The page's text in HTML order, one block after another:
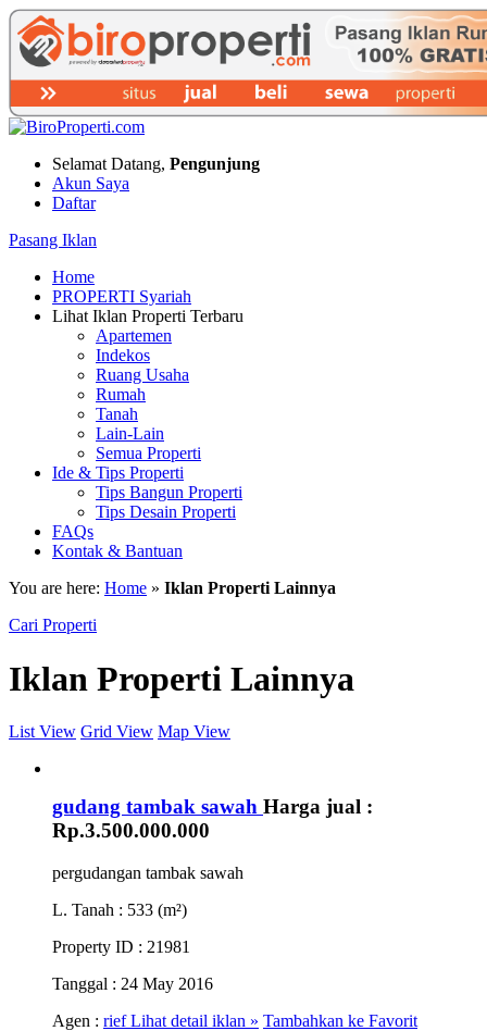
Selamat Datang, Pengunjung
Akun Saya
Daftar
Pasang Iklan
Home
PROPERTI Syariah
Lihat Iklan Properti Terbaru
Apartemen
Indekos
Ruang Usaha
Rumah
Tanah
Lain-Lain
Semua Properti
Ide & Tips Properti
Tips Bangun Properti
Tips Desain Properti
FAQs
Kontak & Bantuan
You are here: Home » Iklan Properti Lainnya
Cari Properti
Iklan Properti Lainnya
List View Grid View Map View
gudang tambak sawah Harga jual :
Rp.3.500.000.000
pergudangan tambak sawah
L. Tanah : 533 (m²)
Property ID : 21981
Tanggal : 24 May 2016
Agen : riefLihat detail iklan » Tambahkan ke Favorit